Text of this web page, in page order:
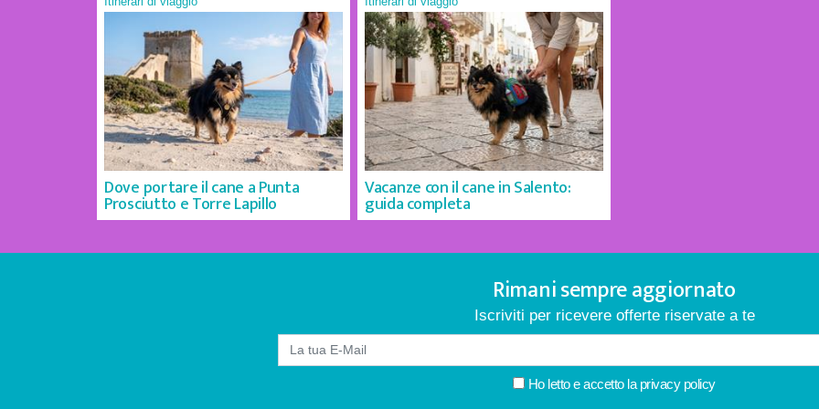
Dove portare il cane a Punta
Prosciutto e Torre Lapillo
Vacanze con il cane in Salento:
guida completa
Rimani sempre aggiornato
Iscriviti per ricevere offerte riservate a te
Ho letto e accetto la privacy policy